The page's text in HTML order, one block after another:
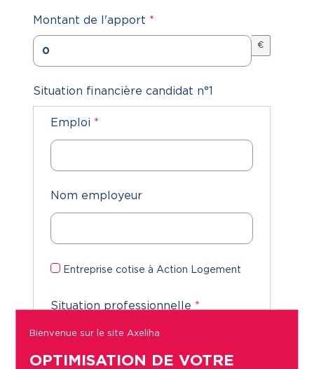
Montant de l'apport *
€
Situation financière candidat n°1
Emploi *
Nom employeur
Entreprise cotise à Action Logement
Situation professionnelle *
Bienvenue sur le site Axeliha
OPTIMISATION DE VOTRE